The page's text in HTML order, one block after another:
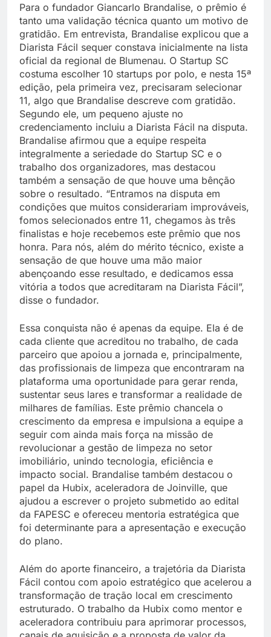
Para o fundador Giancarlo Brandalise, o prêmio é
tanto uma validação técnica quanto um motivo de
gratidão. Em entrevista, Brandalise explicou que a
Diarista Fácil sequer constava inicialmente na lista
oficial da regional de Blumenau. O Startup SC
costuma escolher 10 startups por polo, e nesta 15ª
edição, pela primeira vez, precisaram selecionar
11, algo que Brandalise descreve com gratidão.
Segundo ele, um pequeno ajuste no
credenciamento incluiu a Diarista Fácil na disputa.
Brandalise afirmou que a equipe respeita
integralmente a seriedade do Startup SC e o
trabalho dos organizadores, mas destacou
também a sensação de que houve uma bênção
sobre o resultado. “Entramos na disputa em
condições que muitos considerariam improváveis,
fomos selecionados entre 11, chegamos às três
finalistas e hoje recebemos este prêmio que nos
honra. Para nós, além do mérito técnico, existe a
sensação de que houve uma mão maior
abençoando esse resultado, e dedicamos essa
vitória a todos que acreditaram na Diarista Fácil”,
disse o fundador.
Essa conquista não é apenas da equipe. Ela é de
cada cliente que acreditou no trabalho, de cada
parceiro que apoiou a jornada e, principalmente,
das profissionais de limpeza que encontraram na
plataforma uma oportunidade para gerar renda,
sustentar seus lares e transformar a realidade de
milhares de famílias. Este prêmio chancela o
crescimento da empresa e impulsiona a equipe a
seguir com ainda mais força na missão de
revolucionar a gestão de limpeza no setor
imobiliário, unindo tecnologia, eficiência e
impacto social. Brandalise também destacou o
papel da Hubix, aceleradora de Joinville, que
ajudou a escrever o projeto submetido ao edital
da FAPESC e ofereceu mentoria estratégica que
foi determinante para a apresentação e execução
do plano.
Além do aporte financeiro, a trajetória da Diarista
Fácil contou com apoio estratégico que acelerou a
transformação de tração local em crescimento
estruturado. O trabalho da Hubix como mentor e
aceleradora contribuiu para aprimorar processos,